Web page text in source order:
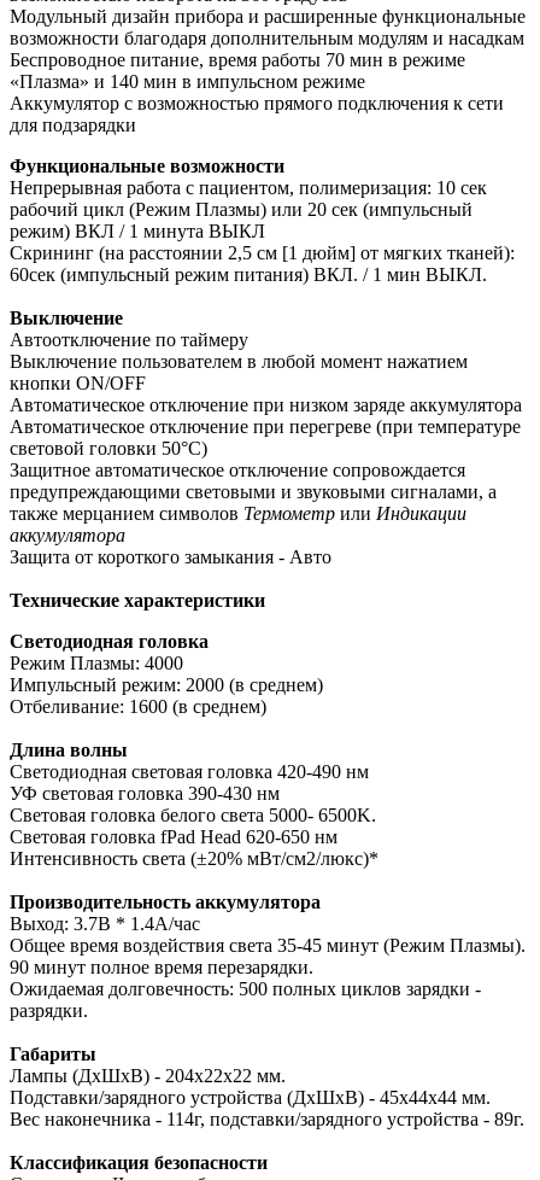
Модульный дизайн прибора и расширенные функциональные
возможности благодаря дополнительным модулям и насадкам
Беспроводное питание, время работы 70 мин в режиме
«Плазма» и 140 мин в импульсном режиме
Аккумулятор с возможностью прямого подключения к сети
для подзарядки
Функциональные возможности
Непрерывная работа с пациентом, полимеризация: 10 сек
рабочий цикл (Режим Плазмы) или 20 сек (импульсный
режим) ВКЛ / 1 минута ВЫКЛ
Скрининг (на расстоянии 2,5 см [1 дюйм] от мягких тканей):
60сек (импульсный режим питания) ВКЛ. / 1 мин ВЫКЛ.
Выключение
Автоотключение по таймеру
Выключение пользователем в любой момент нажатием
кнопки ON/OFF
Автоматическое отключение при низком заряде аккумулятора
Автоматическое отключение при перегреве (при температуре
световой головки 50°C)
Защитное автоматическое отключение сопровождается
предупреждающими световыми и звуковыми сигналами, а
также мерцанием символов Термометр или Индикации
аккумулятора
Защита от короткого замыкания - Авто
Технические характеристики
Светодиодная головка
Режим Плазмы: 4000
Импульсный режим: 2000 (в среднем)
Отбеливание: 1600 (в среднем)
Длина волны
Светодиодная световая головка 420-490 нм
УФ световая головка 390-430 нм
Световая головка белого света 5000- 6500K.
Световая головка fPad Head 620-650 нм
Интенсивность света (±20% мВт/см2/люкс)*
Производительность аккумулятора
Выход: 3.7В * 1.4A/час
Общее время воздействия света 35-45 минут (Режим Плазмы).
90 минут полное время перезарядки.
Ожидаемая долговечность: 500 полных циклов зарядки -
разрядки.
Габариты
Лампы (ДхШхВ) - 204х22х22 мм.
Подставки/зарядного устройства (ДхШхВ) - 45х44х44 мм.
Вес наконечника - 114г, подставки/зарядного устройства - 89г.
Классификация безопасности